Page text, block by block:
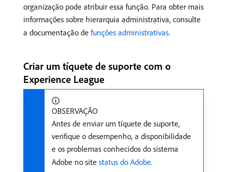
organização pode atribuir essa função. Para obter mais
informações sobre hierarquia administrativa, consulte
a documentação de funções administrativas.
Criar um tíquete de suporte com o
Experience League
OBSERVAÇÃO
Antes de enviar um tíquete de suporte,
verifique o desempenho, a disponibilidade
e os problemas conhecidos do sistema
Adobe no site status do Adobe.